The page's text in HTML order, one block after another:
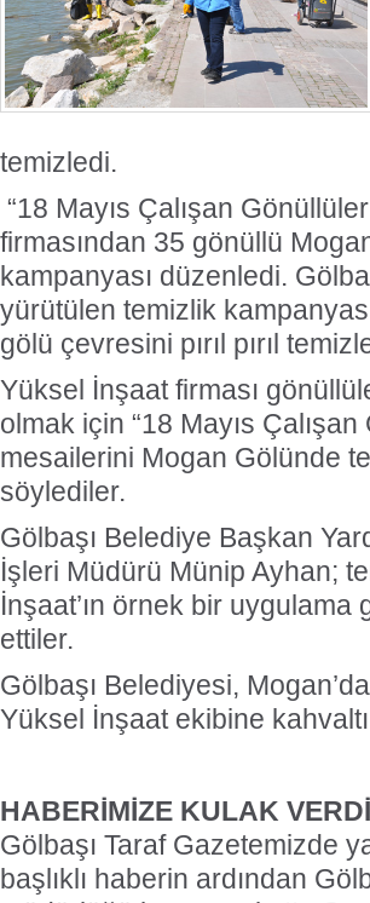
temizledi.
“18 Mayıs Çalışan
firmasından 35 gönüllü
kampanyası düzenledi.
yürütülen temizlik
gölü çevresini pırıl pırıl
Yüksel İnşaat firması
olmak için “18 Mayıs
mesailerini Mogan Gölünde
söylediler.
Gölbaşı Belediye Başkan
İşleri Müdürü Münip Ayhan;
İnşaat’ın örnek bir
ettiler.
Gölbaşı Belediyesi,
Yüksel İnşaat ekibine
HABERİMİZE KULAK
Gölbaşı Taraf Gazetemizde
başlıklı haberin ardından